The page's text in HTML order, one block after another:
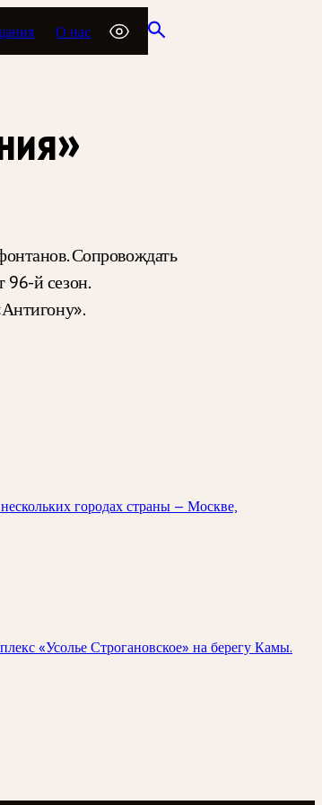
О нас
Сопровождать
96-й сезон.
городах страны — Москве,
«Усолье Строгановское» на берегу Камы.